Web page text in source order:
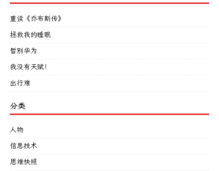
重读《乔布斯传》
拯救我的睡眠
暂别华为
我没有天赋！
出行难
分类
人物
信息技术
思维快照